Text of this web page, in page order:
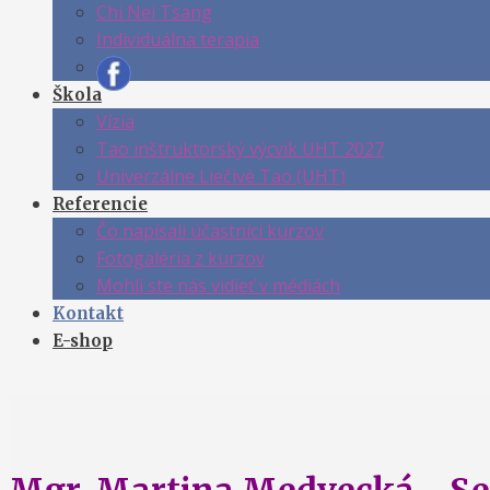
Chi Nei Tsang
Individuálna terapia
Škola
Vízia
Tao inštruktorský výcvik UHT 2027
Univerzálne Liečivé Tao (UHT)
Referencie
Čo napísali účastníci kurzov
Fotogaléria z kurzov
Mohli ste nás vidieť v médiách
Kontakt
E-shop